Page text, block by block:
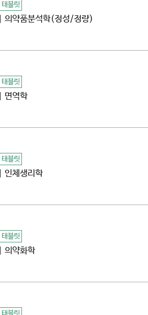
태블릿
약품분석학(정성/정량)
태블릿
면역학
태블릿
체생리학
태블릿
약화학